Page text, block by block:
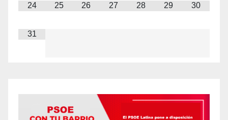
24 25 26 27 28 29 30
31